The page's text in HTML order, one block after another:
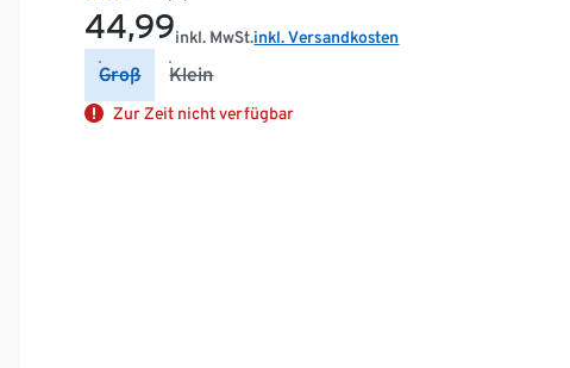
44,99inkl. MwSt.inkl. Versandkosten
Groß Klein
Zur Zeit nicht verfügbar